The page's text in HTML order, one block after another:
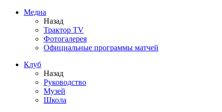
Медиа
Назад
Трактор TV
Фотогалерея
Официальные программы матчей
Клуб
Назад
Руководство
Музей
Школа